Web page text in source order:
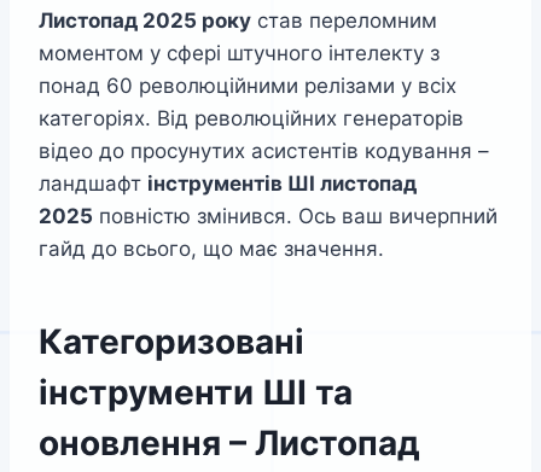
Листопад 2025 року став переломним
моментом у сфері штучного інтелекту з
понад 60 революційними релізами у всіх
категоріях. Від революційних генераторів
відео до просунутих асистентів кодування –
ландшафт інструментів ШІ листопад
2025 повністю змінився. Ось ваш вичерпний
гайд до всього, що має значення.
Категоризовані
інструменти ШІ та
оновлення – Листопад